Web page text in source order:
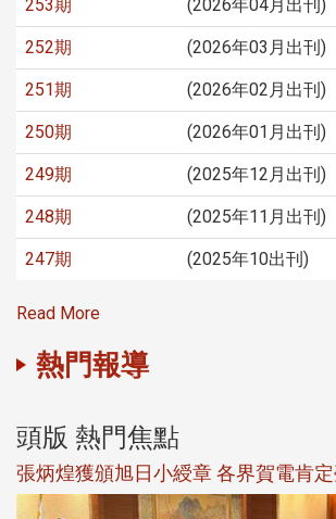
253期 (2026年04月出刊)
252期 (2026年03月出刊)
251期 (2026年02月出刊)
250期 (2026年01月出刊)
249期 (2025年12月出刊)
248期 (2025年11月出刊)
247期 (2025年10出刊)
Read More
熱門報導
頭版 熱門焦點
張炳煌獲頒旭日小綬章 各界賀電肯